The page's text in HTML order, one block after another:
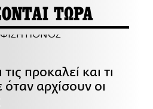
ΤΩΡΑ
προκαλεί και τι
αρχίσουν οι